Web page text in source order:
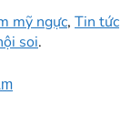
mỹ ngực, Tin tức
soi.